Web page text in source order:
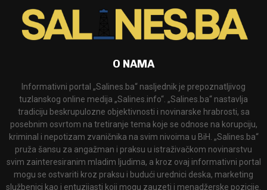
O NAMA
Informativni portal „Salines.ba“ nasljednik je prepoznatljivog
tuzlanskog online medija „Salines.info“. „Salines.ba“ nastavlja
tradiciju beskrupulozne objektivnosti i novinarske hrabrosti, sa
posebnim osvrtom na tretiranje tema koje se odnose na korupciju,
kriminal i nepotizam zvaničnika na svim nivoima u BiH. „Salines.ba“
pruža šansu za angažman i praksu u istraživačkom novinarstvu
svim zainteresiranim mladim ljudima, a kroz ovaj informativni portal
mogu se ostvariti kroz praksu i budući urednici deska, marketing
službenici kao i entuzijasti koji mogu zauzeti i menadžerske pozicije.